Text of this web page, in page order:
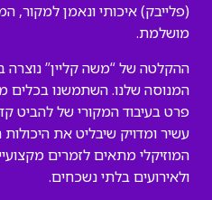
(פלייבק) איכותי ונאמן למקור,
מושלמת.
ההקלטה של “משה קליין” נוצרה
המנוסה שלנו. השתמשנו בכלים
פרט בעיבוד המקורי של להביט
עשיר ומדויק שיבליט את היכולות
המוזיקלי מתאים לזמרים
ולאירועים בלתי נשכחים.